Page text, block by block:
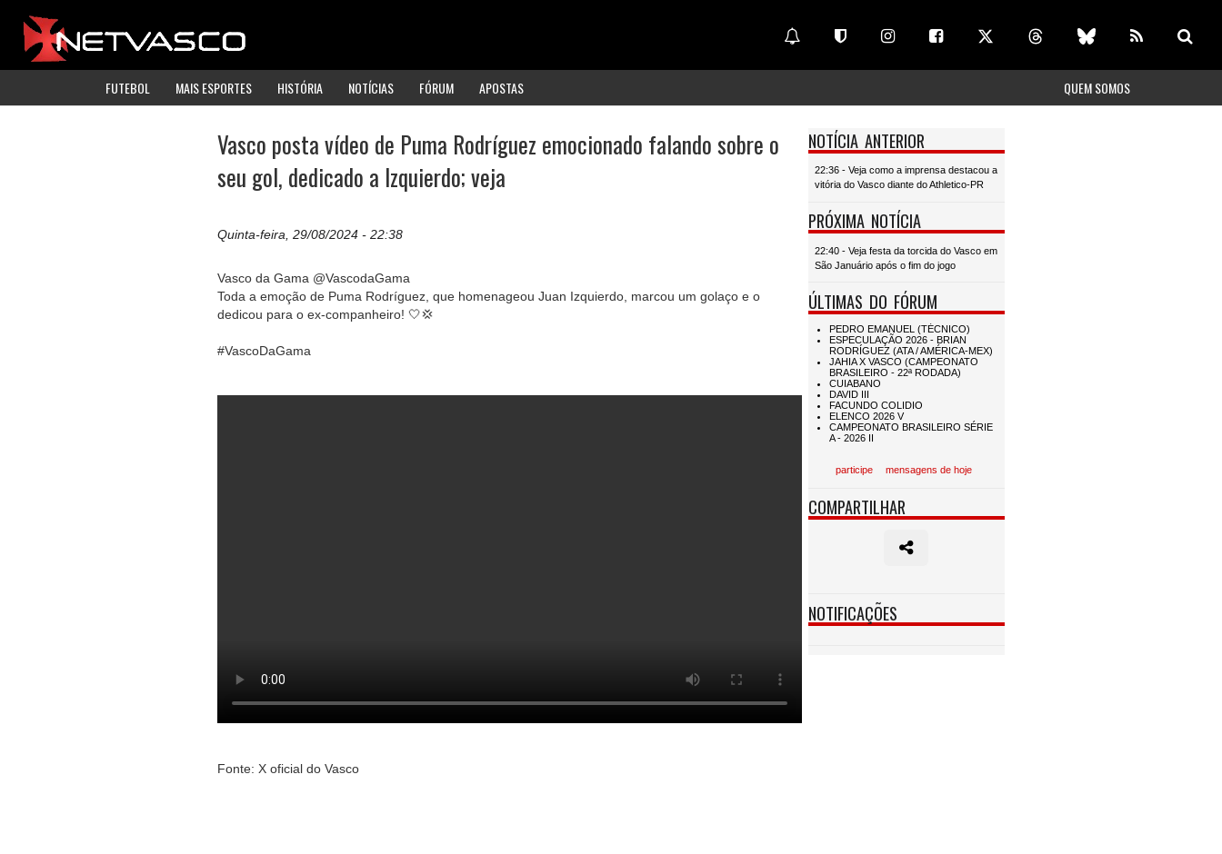
FUTEBOL MAIS ESPORTES HISTÓRIA NOTÍCIAS FÓRUM APOSTAS QUEM SOMOS
Vasco posta vídeo de Puma Rodríguez emocionado falando sobre o
seu gol, dedicado a Izquierdo; veja
Quinta-feira, 29/08/2024 - 22:38
Vasco da Gama @VascodaGama
Toda a emoção de Puma Rodríguez, que homenageou Juan Izquierdo, marcou um golaço e o
dedicou para o ex-companheiro! 🤍💢
#VascoDaGama
Fonte: X oficial do Vasco
NOTÍCIA ANTERIOR
22:36 - Veja como a imprensa destacou a
vitória do Vasco diante do Athletico-PR
PRÓXIMA NOTÍCIA
22:40 - Veja festa da torcida do Vasco em
São Januário após o fim do jogo
ÚLTIMAS DO FÓRUM
participe mensagens de hoje
COMPARTILHAR
NOTIFICAÇÕES